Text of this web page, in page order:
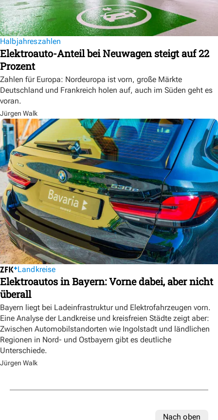
Halbjahreszahlen
Elektroauto-Anteil bei Neuwagen steigt auf 22
Prozent
Zahlen für Europa: Nordeuropa ist vorn, große Märkte
Deutschland und Frankreich holen auf, auch im Süden geht es
voran.
Jürgen Walk
Landkreise
Elektroautos in Bayern: Vorne dabei, aber nicht
überall
Bayern liegt bei Ladeinfrastruktur und Elektrofahrzeugen vorn.
Eine Analyse der Landkreise und kreisfreien Städte zeigt aber:
Zwischen Automobilstandorten wie Ingolstadt und ländlichen
Regionen in Nord- und Ostbayern gibt es deutliche
Unterschiede.
Jürgen Walk
Nach oben